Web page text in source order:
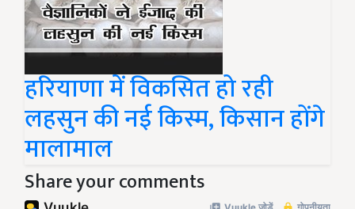
हरियाणा में विकसित हो रही
लहसुन की नई किस्म, किसान होंगे
मालामाल
Share your comments